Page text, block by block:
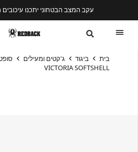
עקב המצב הבטחוני יתכנו עיכובים מזמני
בית ביגוד ג'קטים ומעילים
VICTORIA SOFTSHELL